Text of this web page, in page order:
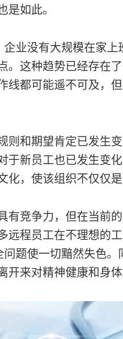
是如此。
企业没有大规模在家
。这种趋势已经存在
线都可能遥不可及，
则和期望肯定已发生
于新员工也已发生变
化，使该组织不仅仅
有竞争力，但在当前
远程员工在不理想的
题使一切黯然失色
开来对精神健康和身